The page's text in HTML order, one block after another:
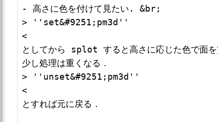
- 高さに色を付けて見たい. &br;
> ''set&#9251;pm3d''
<
としてから splot すると高さに応じた色で面を
少し処理は重くなる．
> ''unset&#9251;pm3d''
<
とすれば元に戻る．